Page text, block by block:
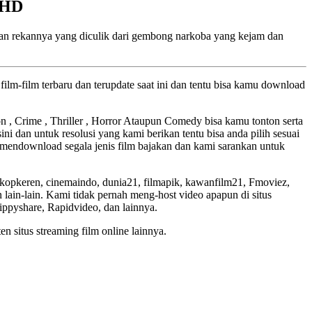
rekannya yang diculik dari gembong narkoba yang kejam dan
film terbaru dan terupdate saat ini dan tentu bisa kamu download
, Crime , Thriller , Horror Ataupun Comedy bisa kamu tonton serta
dan untuk resolusi yang kami berikan tentu bisa anda pilih sesuai
segala jenis film bajakan dan kami sarankan untuk
cinemaindo, dunia21, filmapik, kawanfilm21, Fmoviez,
lain. Kami tidak pernah meng-host video apapun di situs
Rapidvideo, dan lainnya.
situs streaming film online lainnya.